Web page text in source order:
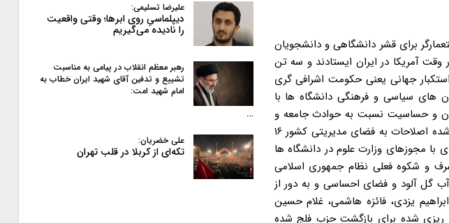
استعمارگر برای قشر دانشگاهی و دانشجویان
آمریکا در ایران ایستادند و سه تن
جهانی یعنی حکومت اشرافی گری
همه ساله با فرارسیدن ۱۶ آذر، تشکل ها و کانون های سیاسی و فرهنگی دانشگاه ها با
و حساسیت نسبت به حوادث جامعه و
جهان و تحلیل آن ها می پردازند. حضور چهره هایی خاص نشان از فرایندی دقیق برای بازگشت جریان فلج شده اصلاحات به فضای مدیریتی کشور ۱۶
با مجوزهای وزارت علوم در دانشگاه ها
و شکوه فعلی نظام جمهوری اسلامی
آب گل آلود و فضای احساسی و به دور از
یزدی، فائزه هاشمی، غلام حسین
ریزی شده برای بازگشت حزب فلج شده
علیرضا تسلیمی:
دیپلماسیِ روی ابرها؛ وقتی واقعیت
را نادیده می‌گیریم
رهبر معظم انقلاب در پیامی به‌ مناسبت
تشییع و تدفین آقای شهید ایران خطاب به
امام شهید امت:
…
علی خضریان:
تکه‌ای از کربلا در قلب تهران